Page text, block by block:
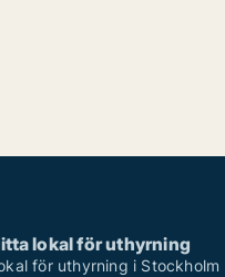
lokal för uthyrning
för uthyrning i Stockholm